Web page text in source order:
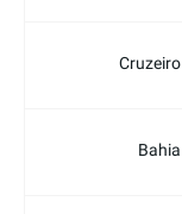
Cruzeiro
Bahia